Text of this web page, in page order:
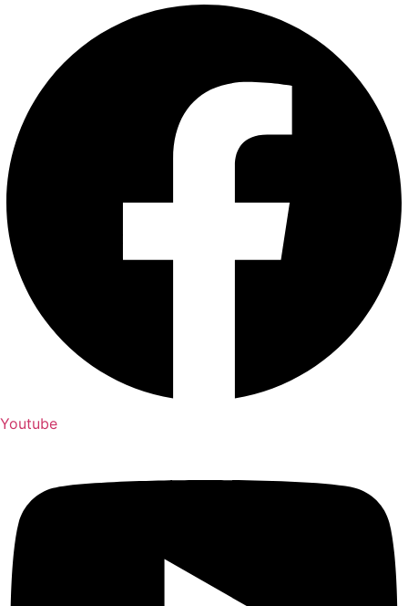
Youtube